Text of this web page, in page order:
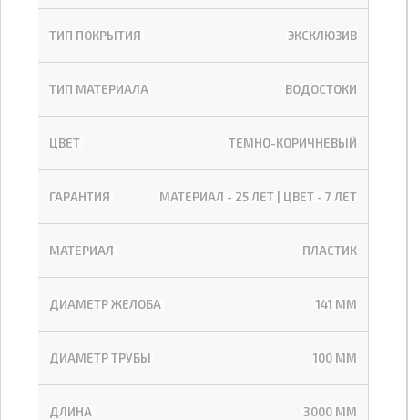
ТИП ПОКРЫТИЯ ЭКСКЛЮЗИВ
ТИП МАТЕРИАЛА ВОДОСТОКИ
ЦВЕТ ТЕМНО-КОРИЧНЕВЫЙ
ГАРАНТИЯ МАТЕРИАЛ - 25 ЛЕТ | ЦВЕТ - 7 ЛЕТ
МАТЕРИАЛ ПЛАСТИК
ДИАМЕТР ЖЕЛОБА 141 ММ
ДИАМЕТР ТРУБЫ 100 ММ
ДЛИНА 3000 ММ